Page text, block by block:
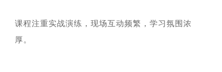
课程注重实战演练，现场互动频繁，学习氛围浓
厚。